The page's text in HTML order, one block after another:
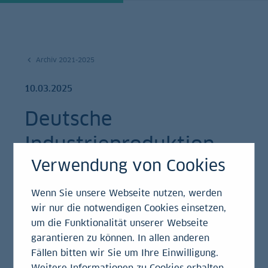
Archiv 2021-2025
10.03.2025
Deutsche
Industrieproduktion
im Januar 2025
Einschätzung
Nach Angaben von Destatis ist die Produktion im
Verwendung von Cookies
Wenn Sie unsere Webseite nutzen, werden
wir nur die notwendigen Cookies einsetzen,
um die Funktionalität unserer Webseite
garantieren zu können. In allen anderen
Fällen bitten wir Sie um Ihre Einwilligung.